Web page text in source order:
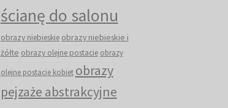
ścianę do salonu
obrazy niebieskie obrazy niebieskie i
żółte obrazy olejne postacie obrazy
olejne postacie kobiet obrazy
pejzaże abstrakcyjne